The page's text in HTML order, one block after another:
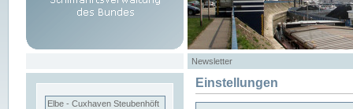
Newsletter
Elbe - Cuxhaven Steubenhöft
Einstellungen